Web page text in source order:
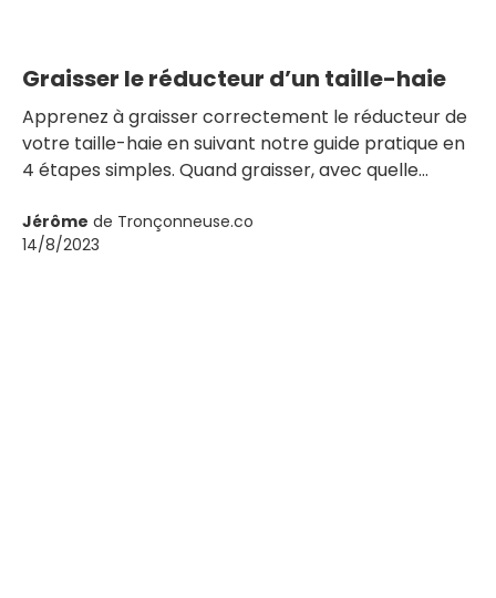
Graisser le réducteur d’un taille-haie
Apprenez à graisser correctement le réducteur de
votre taille-haie en suivant notre guide pratique en
4 étapes simples. Quand graisser, avec quelle
pour prolonger la durée de vie de votre matériel.
Jérôme de Tronçonneuse.co
14/8/2023